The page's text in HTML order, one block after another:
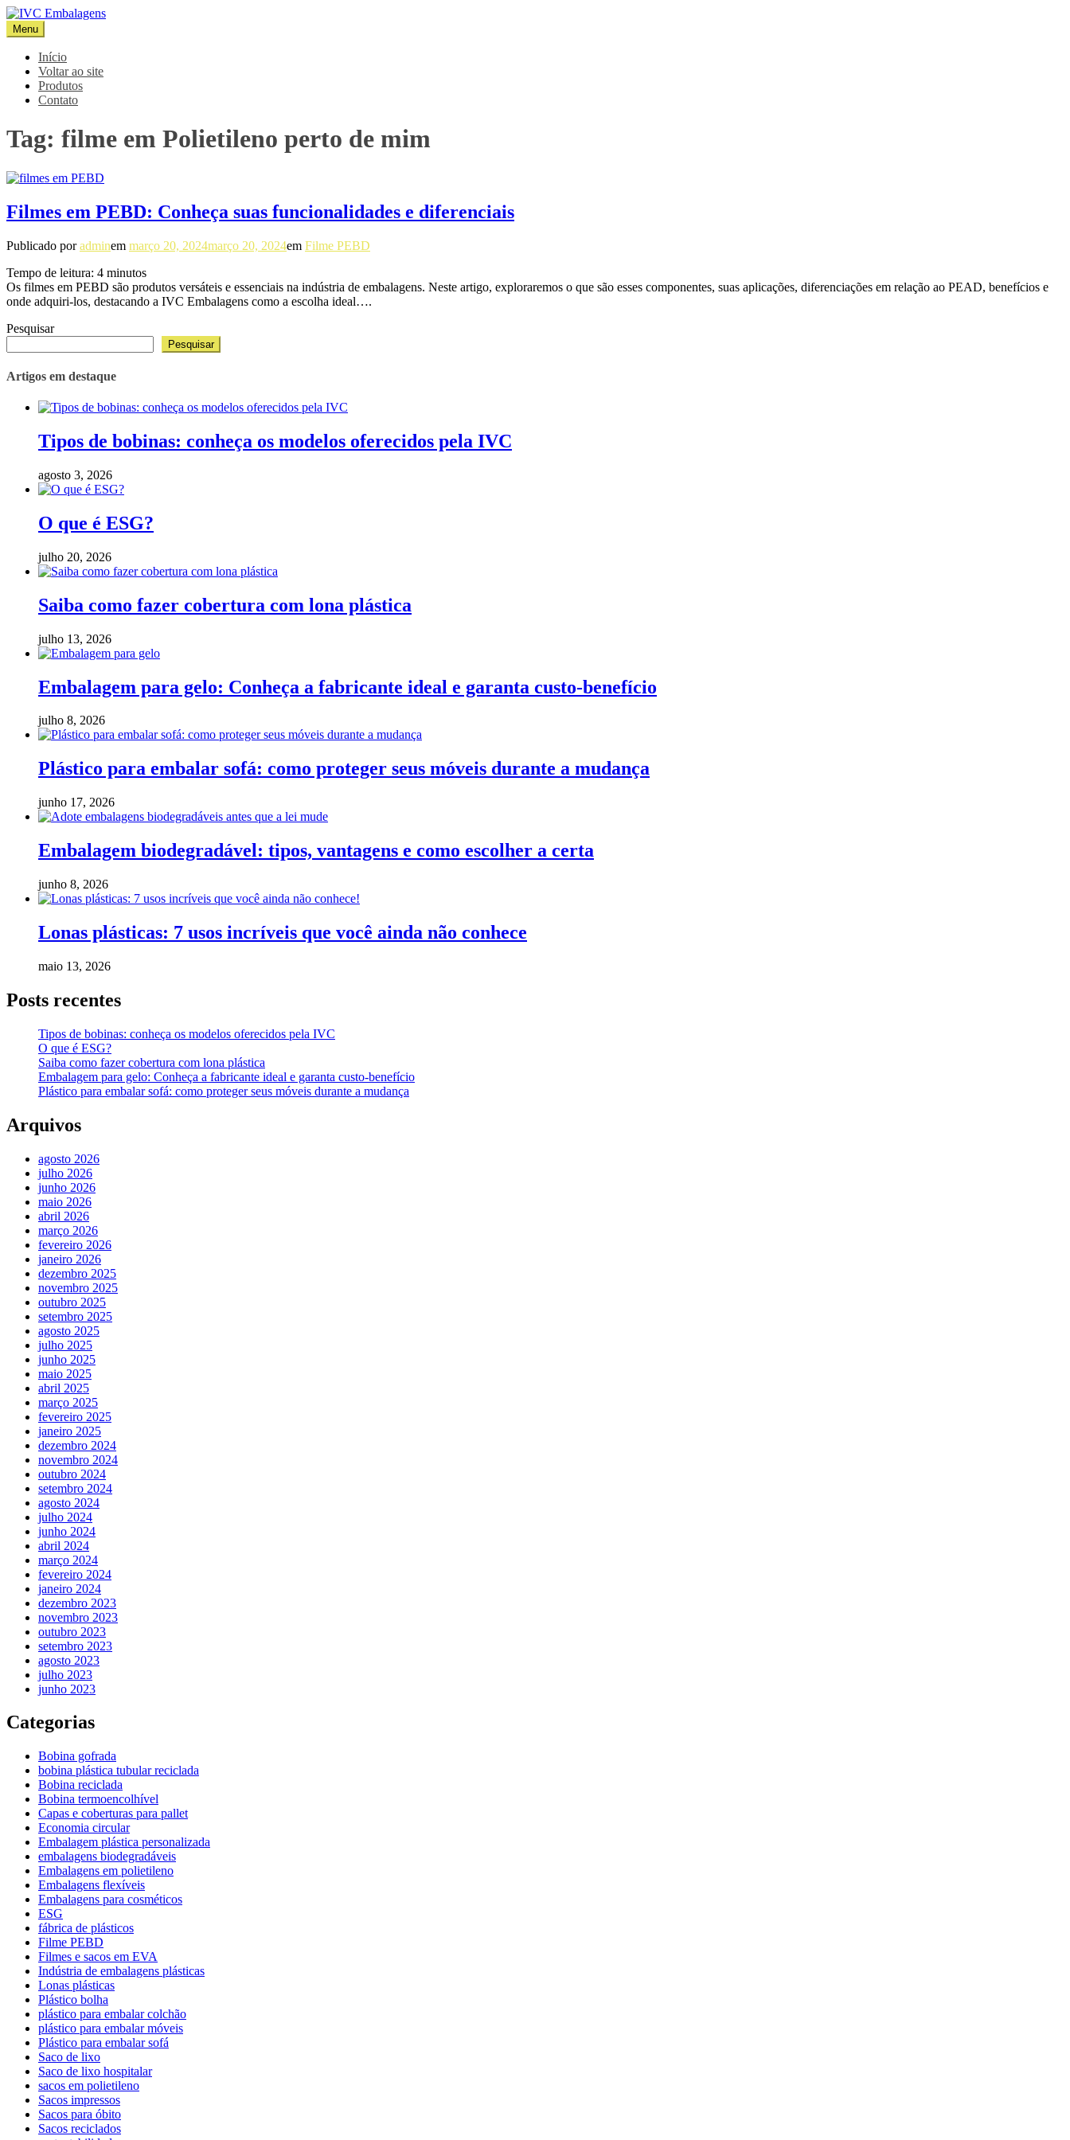
Pular
para
o
conteúdo
IVC Embalagens
Blog IVC
Menu
Início
Voltar ao site
Produtos
Contato
Tag: filme em Polietileno perto de mim
Filmes em PEBD: Conheça suas funcionalidades e diferenciais
Publicado poradminem março 20, 2024março 20, 2024em Filme PEBD
Tempo de leitura: 4 minutos
Os filmes em PEBD são produtos versáteis e essenciais na indústria de embalagens. Neste artigo, exploraremos o que são esses componentes, suas aplicações, diferenciações em relação ao PEAD, benefícios e
onde adquiri-los, destacando a IVC Embalagens como a escolha ideal….
Pesquisar
Pesquisar
Artigos em destaque
Tipos de bobinas: conheça os modelos oferecidos pela IVC
agosto 3, 2026
O que é ESG?
julho 20, 2026
Saiba como fazer cobertura com lona plástica
julho 13, 2026
Embalagem para gelo: Conheça a fabricante ideal e garanta custo-benefício
julho 8, 2026
Plástico para embalar sofá: como proteger seus móveis durante a mudança
junho 17, 2026
Embalagem biodegradável: tipos, vantagens e como escolher a certa
junho 8, 2026
Lonas plásticas: 7 usos incríveis que você ainda não conhece
maio 13, 2026
Posts recentes
Tipos de bobinas: conheça os modelos oferecidos pela IVC
O que é ESG?
Saiba como fazer cobertura com lona plástica
Embalagem para gelo: Conheça a fabricante ideal e garanta custo-benefício
Plástico para embalar sofá: como proteger seus móveis durante a mudança
Arquivos
agosto 2026
julho 2026
junho 2026
maio 2026
abril 2026
março 2026
fevereiro 2026
janeiro 2026
dezembro 2025
novembro 2025
outubro 2025
setembro 2025
agosto 2025
julho 2025
junho 2025
maio 2025
abril 2025
março 2025
fevereiro 2025
janeiro 2025
dezembro 2024
novembro 2024
outubro 2024
setembro 2024
agosto 2024
julho 2024
junho 2024
abril 2024
março 2024
fevereiro 2024
janeiro 2024
dezembro 2023
novembro 2023
outubro 2023
setembro 2023
agosto 2023
julho 2023
junho 2023
Categorias
Bobina gofrada
bobina plástica tubular reciclada
Bobina reciclada
Bobina termoencolhível
Capas e coberturas para pallet
Economia circular
Embalagem plástica personalizada
embalagens biodegradáveis
Embalagens em polietileno
Embalagens flexíveis
Embalagens para cosméticos
ESG
fábrica de plásticos
Filme PEBD
Filmes e sacos em EVA
Indústria de embalagens plásticas
Lonas plásticas
Plástico bolha
plástico para embalar colchão
plástico para embalar móveis
Plástico para embalar sofá
Saco de lixo
Saco de lixo hospitalar
sacos em polietileno
Sacos impressos
Sacos para óbito
Sacos reciclados